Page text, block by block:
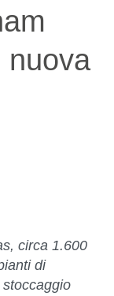
nuova
circa 1.600
di